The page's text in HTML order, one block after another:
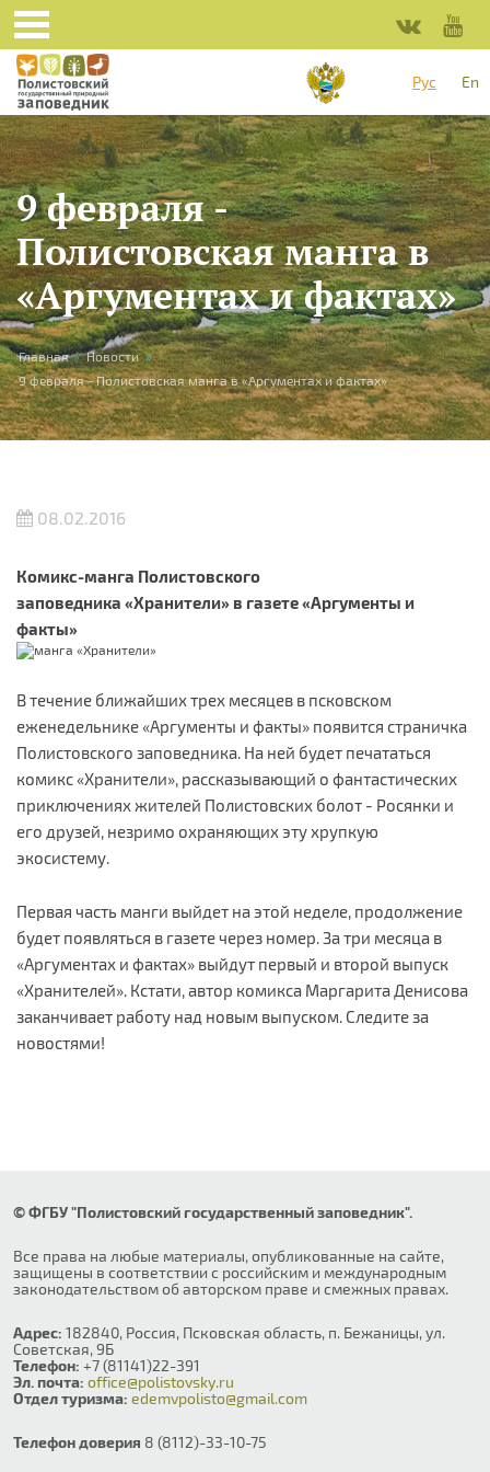
Перейти к основному содержанию
Рус
En
9 февраля -
Полистовская манга в
«Аргументах и фактах»
Вы здесь
Главная » Новости »
9 февраля - Полистовская манга в «Аргументах и фактах»
08.02.2016
Комикс-манга Полистовского
заповедника «Хранители» в газете «Аргументы и
факты»
В течение ближайших трех месяцев в псковском
еженедельнике «Аргументы и факты» появится страничка
Полистовского заповедника. На ней будет печататься
комикс «Хранители», рассказывающий о фантастических
приключениях жителей Полистовских болот - Росянки и
его друзей, незримо охраняющих эту хрупкую
экосистему.
Первая часть манги выйдет на этой неделе, продолжение
будет появляться в газете через номер. За три месяца в
«Аргументах и фактах» выйдут первый и второй выпуск
«Хранителей». Кстати, автор комикса Маргарита Денисова
заканчивает работу над новым выпуском. Следите за
новостями!
© ФГБУ "Полистовский государственный заповедник".
Все права на любые материалы, опубликованные на сайте,
защищены в соответствии с российским и международным
законодательством об авторском праве и смежных правах.
Адрес: 182840, Россия, Псковская область, п. Бежаницы, ул.
Советская, 9Б
Телефон: +7 (81141)22-391
Эл. почта: office@polistovsky.ru
Отдел туризма: edemvpolisto@gmail.com
Телефон доверия 8 (8112)-33-10-75